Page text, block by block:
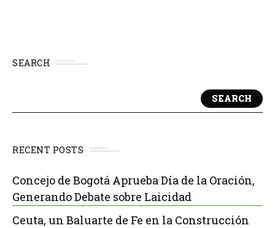
SEARCH
SEARCH
RECENT POSTS
Concejo de Bogotá Aprueba Día de la Oración,
Generando Debate sobre Laicidad
Ceuta, un Baluarte de Fe en la Construcción